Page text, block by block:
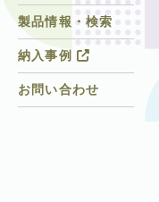
製品情報・検索
納入事例
お問い合わせ